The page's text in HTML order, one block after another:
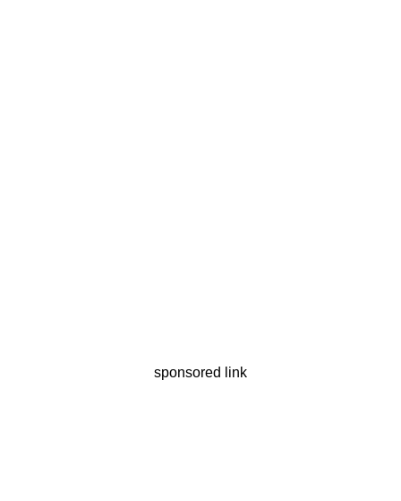
sponsored link